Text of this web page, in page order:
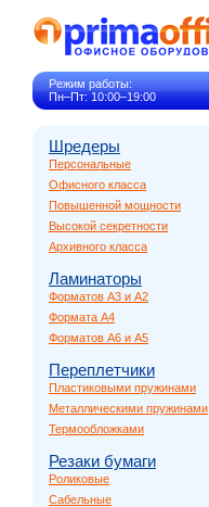
Режим работы:
Пн–Пт: 10:00–19:00
Шредеры
Персональные
Офисного класса
Повышенной мощности
Высокой секретности
Архивного класса
Ламинаторы
Форматов A3 и A2
Формата A4
Форматов A6 и A5
Переплетчики
Пластиковыми пружинами
Металлическими пружинами
Термообложками
Резаки бумаги
Роликовые
Сабельные